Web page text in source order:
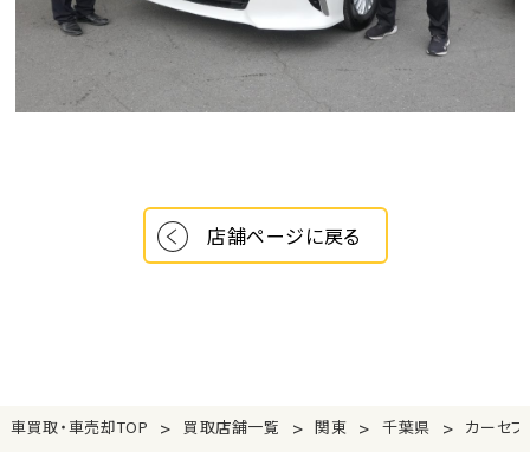
店舗ページに戻る
車買取・車売却TOP > 買取店舗一覧 > 関東 > 千葉県 > カーセ